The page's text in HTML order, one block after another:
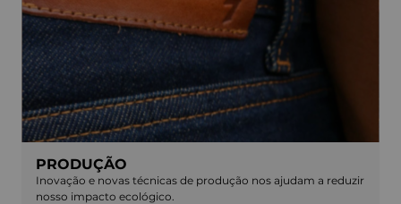
PRODUÇÃO
Inovação e novas técnicas de produção nos ajudam a reduzir
nosso impacto ecológico.